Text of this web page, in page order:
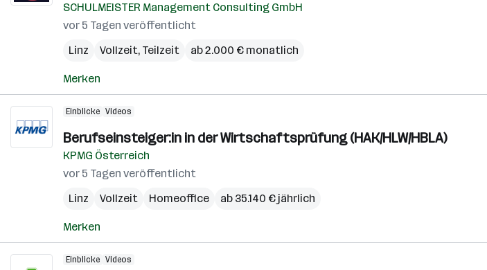
SCHULMEISTER Management Consulting GmbH
vor 5 Tagen veröffentlicht
Linz
Vollzeit, Teilzeit ab 2.000 € monatlich
Merken
Einblicke Videos
Berufseinsteiger:in in der Wirtschaftsprüfung (HAK/HLW/HBLA)
KPMG Österreich
vor 5 Tagen veröffentlicht
Linz
Vollzeit Homeoffice ab 35.140 € jährlich
Merken
Einblicke Videos